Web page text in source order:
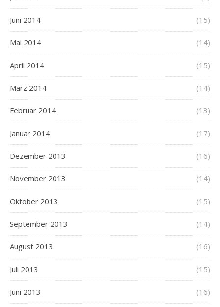
Juni 2014 (15)
Mai 2014 (14)
April 2014 (15)
März 2014 (14)
Februar 2014 (13)
Januar 2014 (17)
Dezember 2013 (16)
November 2013 (14)
Oktober 2013 (15)
September 2013 (14)
August 2013 (16)
Juli 2013 (15)
Juni 2013 (16)